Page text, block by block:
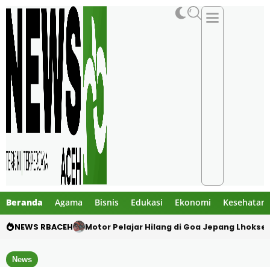
Beranda Agama Bisnis Edukasi Ekonomi Kesehatan
NEWS RBACEH Mengaku Polisi, Tiga Pria Diduga Culik
News